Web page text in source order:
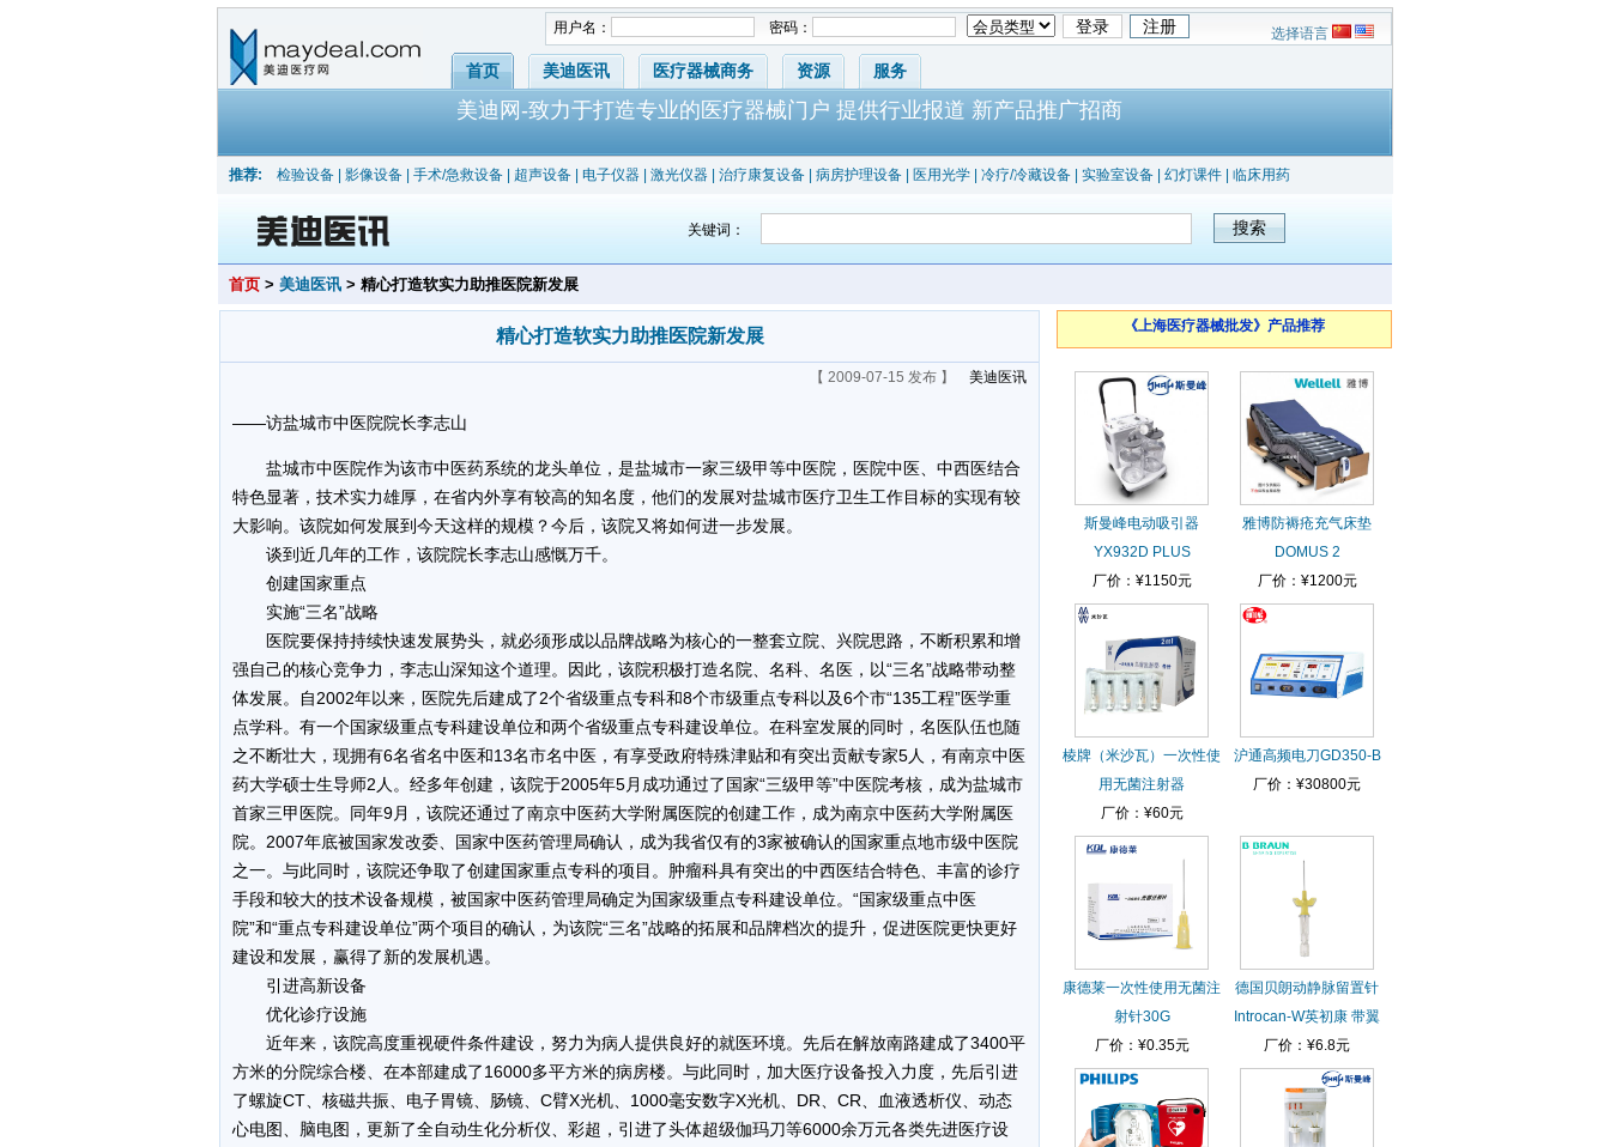
用户名： 密码： 选择语言
首页 美迪医讯 医疗器械商务 资源 服务
美迪网-致力于打造专业的医疗器械门户 提供行业报道 新产品推广招商
推荐: 检验设备 影像设备 手术/急救设备 超声设备 电子仪器 激光仪器 治疗康复设备 病房护理设备 医用光学 冷疗/冷藏设备 实验室设备 幻灯课件 临床用药
关键词：
首页 > 美迪医讯 > 精心打造软实力助推医院新发展
精心打造软实力助推医院新发展
【 2009-07-15 发布 】 美迪医讯
——访盐城市中医院院长李志山
盐城市中医院作为该市中医药系统的龙头单位，是盐城市一家三级甲等中医院，医院中医、中西医结合
特色显著，技术实力雄厚，在省内外享有较高的知名度，他们的发展对盐城市医疗卫生工作目标的实现有较
大影响。该院如何发展到今天这样的规模？今后，该院又将如何进一步发展。
谈到近几年的工作，该院院长李志山感慨万千。
创建国家重点
实施“三名”战略
医院要保持持续快速发展势头，就必须形成以品牌战略为核心的一整套立院、兴院思路，不断积累和增
强自己的核心竞争力，李志山深知这个道理。因此，该院积极打造名院、名科、名医，以“三名”战略带动整
体发展。自2002年以来，医院先后建成了2个省级重点专科和8个市级重点专科以及6个市“135工程”医学重
点学科。有一个国家级重点专科建设单位和两个省级重点专科建设单位。在科室发展的同时，名医队伍也随
之不断壮大，现拥有6名省名中医和13名市名中医，有享受政府特殊津贴和有突出贡献专家5人，有南京中医
药大学硕士生导师2人。经多年创建，该院于2005年5月成功通过了国家“三级甲等”中医院考核，成为盐城市
首家三甲医院。同年9月，该院还通过了南京中医药大学附属医院的创建工作，成为南京中医药大学附属医
院。2007年底被国家发改委、国家中医药管理局确认，成为我省仅有的3家被确认的国家重点地市级中医院
之一。与此同时，该院还争取了创建国家重点专科的项目。肿瘤科具有突出的中西医结合特色、丰富的诊疗
手段和较大的技术设备规模，被国家中医药管理局确定为国家级重点专科建设单位。“国家级重点中医
院”和“重点专科建设单位”两个项目的确认，为该院“三名”战略的拓展和品牌档次的提升，促进医院更快更好
建设和发展，赢得了新的发展机遇。
引进高新设备
优化诊疗设施
近年来，该院高度重视硬件条件建设，努力为病人提供良好的就医环境。先后在解放南路建成了3400平
方米的分院综合楼、在本部建成了16000多平方米的病房楼。与此同时，加大医疗设备投入力度，先后引进
了螺旋CT、核磁共振、电子胃镜、肠镜、C臂X光机、1000毫安数字X光机、DR、CR、血液透析仪、动态
心电图、脑电图，更新了全自动生化分析仪、彩超，引进了头体超级伽玛刀等6000余万元各类先进医疗设
《上海医疗器械批发》产品推荐
斯曼峰电动吸引器
YX932D PLUS
厂价：¥1150元
雅博防褥疮充气床垫
DOMUS 2
厂价：¥1200元
棱牌（米沙瓦）一次性使
用无菌注射器
厂价：¥60元
沪通高频电刀GD350-B
厂价：¥30800元
康德莱一次性使用无菌注
射针30G
厂价：¥0.35元
德国贝朗动静脉留置针
Introcan-W英初康 带翼
厂价：¥6.8元